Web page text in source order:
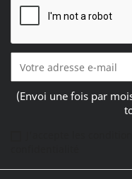
(Envoi une fois par